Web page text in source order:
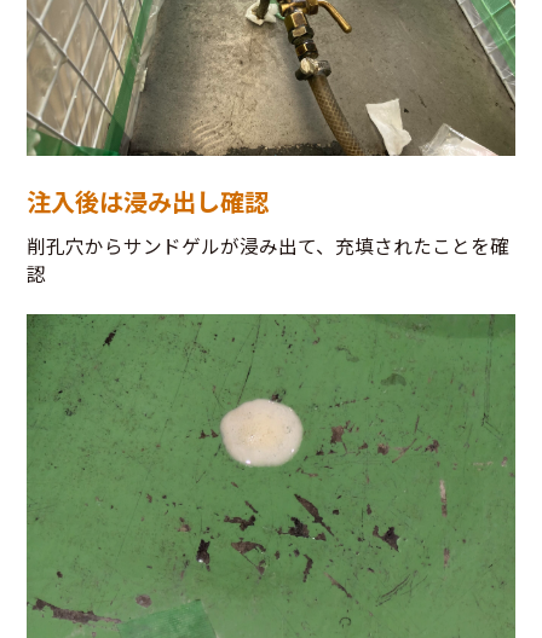
注入後は浸み出し確認
削孔穴からサンドゲルが浸み出て、充填されたことを確
認